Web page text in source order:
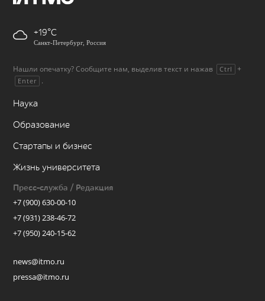
+19
Санкт-Петербург, Россия
Нашли опечатку? Сообщите нам, выделив текст и нажав Ctrl +
Enter .
Наука
Образование
Стартапы и бизнес
Жизнь университета
Пресс-служба / Редакция
+7 (900) 630-00-10
+7 (931) 238-46-72
+7 (950) 240-15-62
news@itmo.ru
pressa@itmo.ru